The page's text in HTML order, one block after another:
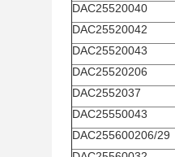
DAC25520040
DAC25520042
DAC25520043
DAC25520206
DAC2552037
DAC25550043
DAC255600206/29